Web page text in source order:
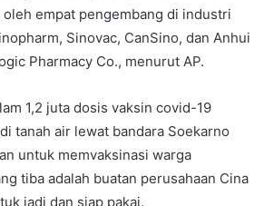
empat pengembang di industri
Sinovac, CanSino, dan Anhui
Pharmacy Co., menurut AP.
1,2 juta dosis vaksin covid-19
tanah air lewat bandara Soekarno
untuk memvaksinasi warga
tiba adalah buatan perusahaan Cina
jadi dan siap pakai.